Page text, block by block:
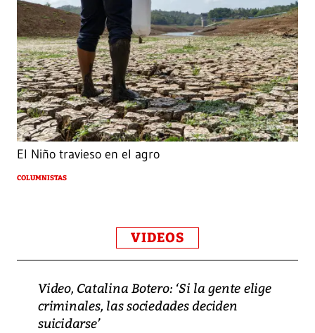
El Niño travieso en el agro
COLUMNISTAS
VIDEOS
Video, Catalina Botero: ‘Si la gente elige
criminales, las sociedades deciden
suicidarse’